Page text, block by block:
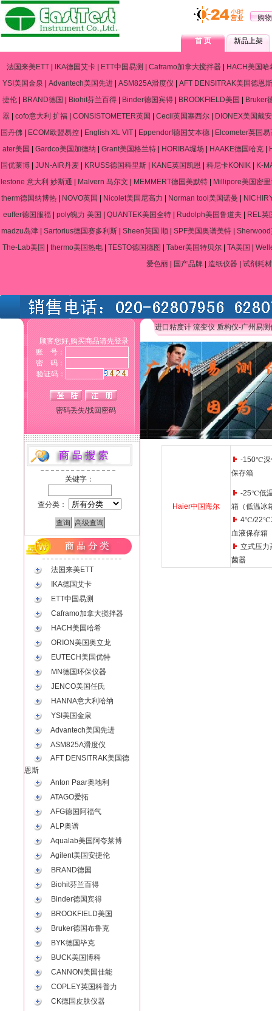
购
首 页 新品上架
法国来美ETT IKA德国艾卡 ETT中国易测 Caframo加拿大搅拌器
HACH美国哈
YSI美国金泉
Advantech美国先进| ASM825A滑度仪
AFT DENSITRAK美国德恩斯
捷伦| BRAND德国 Biohit芬兰百得| Binder德国宾得| BROOKFIELD美国
Bruker
器| cofo意大利 扩福| CONSISTOMETER英国 Cecil英国塞西尔| DIONEX美国戴安
国丹佛| ECOM欧盟易控| English XL VIT| Eppendorf德国艾本德|
Elcometer英国易
ater美国
Gardco美国加德纳 Grant美国格兰特| HORIBA堀场 HAAKE德国哈克|
国优莱博
JUN-AIR丹麦 KRUSS德国科里斯 KANE英国凯恩 科尼卡KONIK
K-
lestone 意大利 妙斯通
Malvern 马尔文 MEMMERT德国美默特
Millipore美国密
therm德国纳博热| NOVO英国 Nicolet美国尼高力 Norman tool美国诺曼
euffer德国服福| poly魄力 美国 QUANTEK美国全特| Rudolph美国鲁道夫
REL英
madzu岛津
Sartorius德国赛多利斯 Sheen英国 顺 SPF美国奥谱美特
The-Lab美国
thermo美国热电| TESTO德国德图 Taber美国特贝尔| TA美国
爱色丽| 国产品牌| 造纸仪器| 试剂耗材
顾客您好,购买商品请先登录
账 号：
密 码：
验证码：
密码丢失/找回密码
关键字：
查分类：
法国来美ETT
IKA德国艾卡
ETT中国易测
Caframo加拿大搅拌器
HACH美国哈希
ORION美国奥立龙
EUTECH美国优特
MN德国环保仪器
JENCO美国任氏
HANNA意大利哈纳
YSI美国金泉
Advantech美国先进
ASM825A滑度仪
AFT DENSITRAK美国德
恩斯
Anton Paar奥地利
ATAGO爱拓
AFG德国阿福气
ALP奥谱
Aqualab美国阿夸莱博
Agilent美国安捷伦
BRAND德国
Biohit芬兰百得
Binder德国宾得
BROOKFIELD美国
Bruker德国布鲁克
BYK德国毕克
BUCK美国博科
CANNON美国佳能
COPLEY英国科普力
CK德国皮肤仪器
进口粘度计 流变仪 质构仪-广州易
Haier中国海尔
-150℃深
保存箱
-25℃低
箱（低温冰
4℃/22℃
血液保存箱
立式压力
菌器